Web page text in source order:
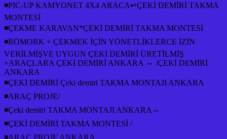
◾PIC-UP KAMYONET 4X4 ARACA↵ÇEKİ DEMİRİ TAKMA
MONTESİ
◾ÇEKME KARAVAN*ÇEKİ DEMİRİ TAKMA MONTESİ
◾RÖMORK + ÇEKMEK İÇİN YÖNETLİKLERCE İZİN
VERİLMİŞVE UYGUN ÇEKİ DEMİRİ ÜRETİLMİŞ
+ARAÇLARA ÇEKİ DEMİRİ ANKARA ⇔ /ÇEKİ DEMİRİ
ANKARA
◾ÇEKİ DEMİRİ Çeki demiri TAKMA MONTAJI ANKARA
◾ARAÇ PROJE/
◾Çeki demiri TAKMA MONTAJI ANKARA⇔
◾ÇEKİ DEMİRİ TAKMA MONTESİ /
◾ARAÇ PROJE ANKARA